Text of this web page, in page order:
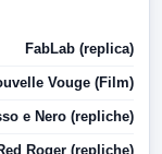
FabLab (replica)
Vouge (Film)
e Nero (repliche)
Roger (repliche)